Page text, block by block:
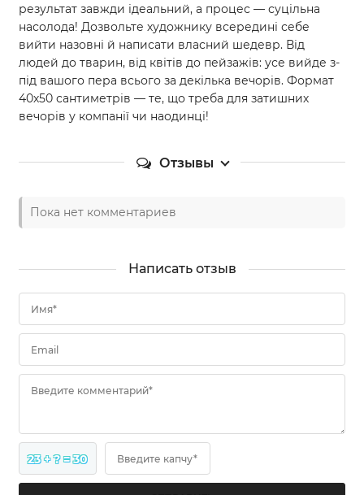
результат завжди ідеальний, а процес — суцільна
насолода! Дозвольте художнику всередині себе
вийти назовні й написати власний шедевр. Від
людей до тварин, від квітів до пейзажів: усе вийде з-
під вашого пера всього за декілька вечорів. Формат
40х50 сантиметрів — те, що треба для затишних
вечорів у компанії чи наодинці!
Отзывы
Пока нет комментариев
Написать отзыв
Имя*
Email
Введите комментарий*
23 + ? = 30 Введите капчу*